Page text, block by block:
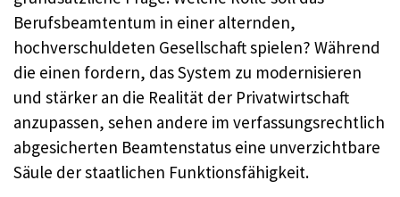
Berufsbeamtentum in einer alternden,
hochverschuldeten Gesellschaft spielen? Während
die einen fordern, das System zu modernisieren
und stärker an die Realität der Privatwirtschaft
anzupassen, sehen andere im verfassungsrechtlich
abgesicherten Beamtenstatus eine unverzichtbare
Säule der staatlichen Funktionsfähigkeit.